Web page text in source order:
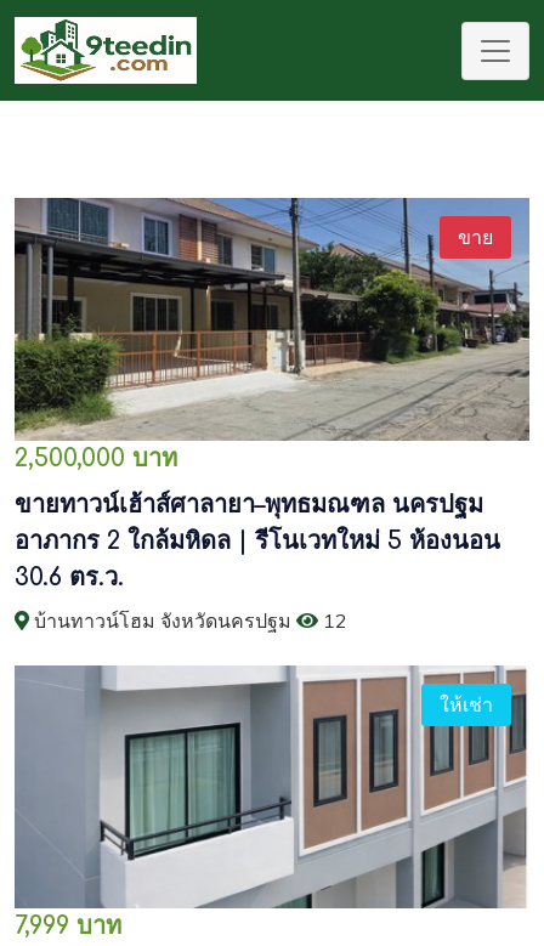
ขาย
2,500,000 บาท
ขายทาวน์เฮ้าส์ศาลายา–พุทธมณฑล นครปฐม
อาภากร 2 ใกล้มหิดล | รีโนเวทใหม่ 5 ห้องนอน
30.6 ตร.ว.
บ้านทาวน์โฮม จังหวัดนครปฐม 12
ให้เช่า
7,999 บาท